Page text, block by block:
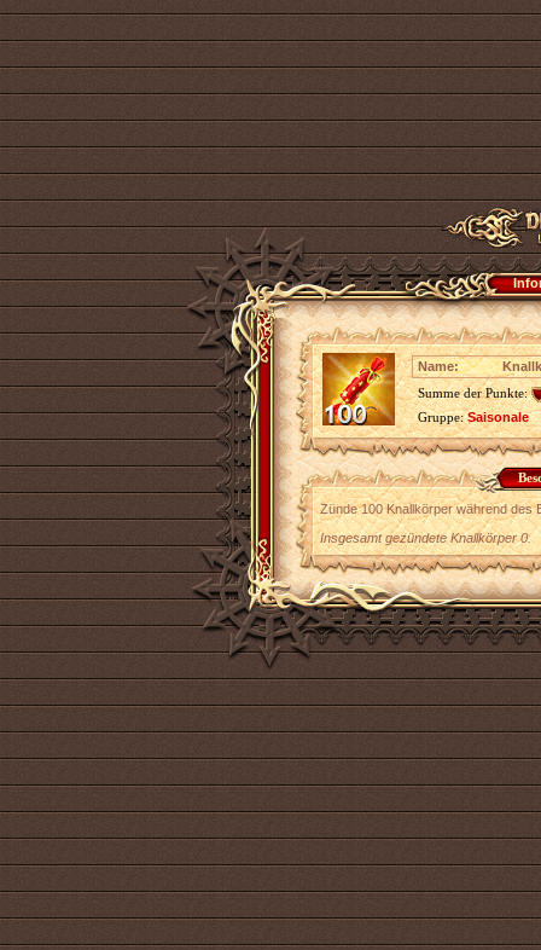
Name:
Summe der Punkte:
Gruppe:Saisonale
Zünde 100 Knallkörper während des
Insgesamt gezündete Knallkörper 0.